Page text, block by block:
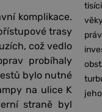
komplikace.
trasy
což vedlo
probíhaly
bylo nutné
na ulice K
straně byl